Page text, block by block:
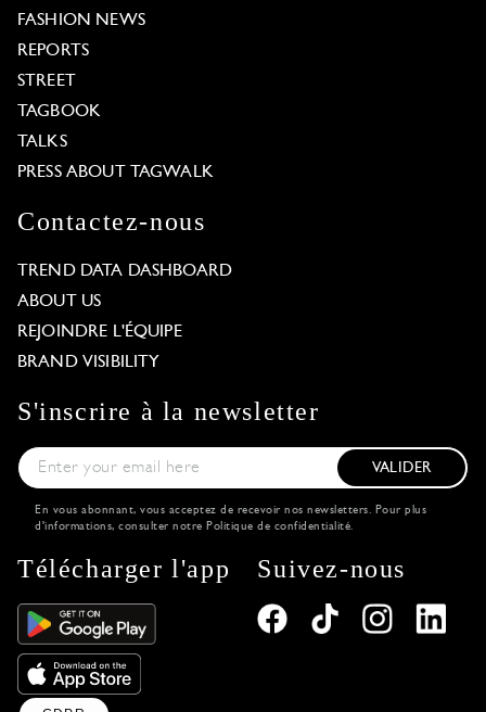
FASHION NEWS
REPORTS
STREET
TAGBOOK
TALKS
PRESS ABOUT TAGWALK
Contactez-nous
TREND DATA DASHBOARD
ABOUT US
REJOINDRE L'ÉQUIPE
BRAND VISIBILITY
S'inscrire à la newsletter
VALIDER
En vous abonnant, vous acceptez de recevoir nos newsletters. Pour plus
d'informations, consulter notre Politique de confidentialité.
Télécharger l'app Suivez-nous